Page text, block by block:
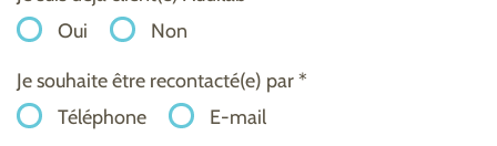
Oui
Non
Je souhaite être recontacté(e) par *
Téléphone
E-mail